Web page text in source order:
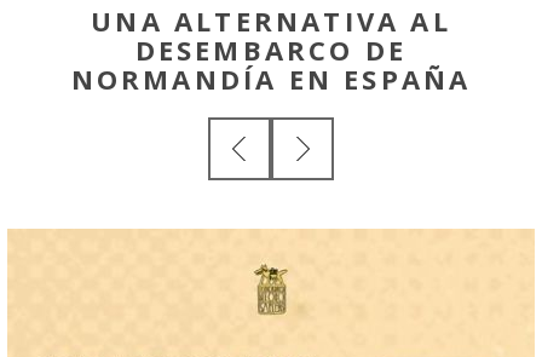
UNA ALTERNATIVA AL
DESEMBARCO DE
NORMANDÍA EN ESPAÑA